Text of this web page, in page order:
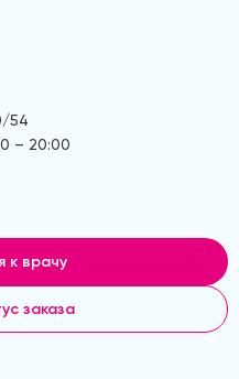
54
– 20:00
к врачу
заказа